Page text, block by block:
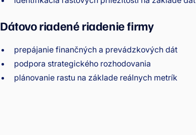
Dátovo riadené riadenie firmy
prepájanie finančných a prevádzkových dát
podpora strategického rozhodovania
plánovanie rastu na základe reálnych metrík